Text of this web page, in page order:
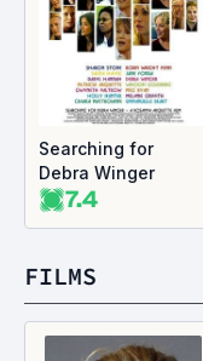
Searching for
Debra Winger
7.4
FILMS